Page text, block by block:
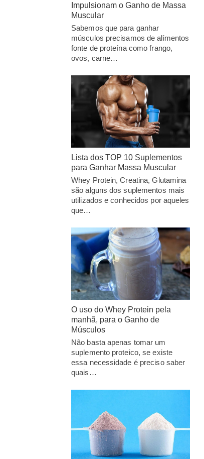
Impulsionam o Ganho de Massa
Muscular
Sabemos que para ganhar
músculos precisamos de alimentos
fonte de proteína como frango,
ovos, carne…
Lista dos TOP 10 Suplementos
para Ganhar Massa Muscular
Whey Protein, Creatina, Glutamina
são alguns dos suplementos mais
utilizados e conhecidos por aqueles
que…
O uso do Whey Protein pela
manhã, para o Ganho de
Músculos
Não basta apenas tomar um
suplemento proteico, se existe
essa necessidade é preciso saber
quais…